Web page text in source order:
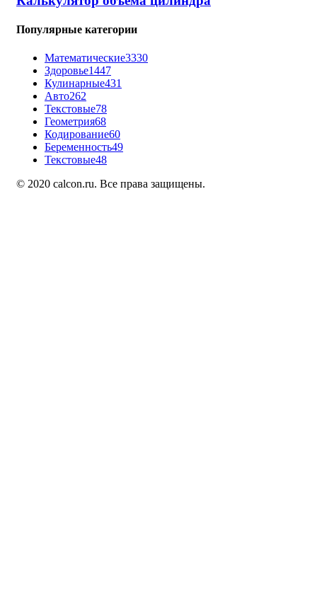
Популярные категории
Математические3330
Здоровье1447
Кулинарные431
Авто262
Текстовые78
Геометрия68
Кодирование60
Беременность49
Текстовые48
© 2020 calcon.ru. Все права защищены.